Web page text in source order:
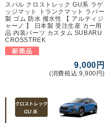
スバル クロストレック GU系 ラゲ
ッジマット トランクマット ラバー
製 ゴム 防水 撥水性 【 アルティジ
ャーノ 】 日本製 受注生産 カー用
品 内装パーツ カスタム SUBARU
CROSSTREK
9,000円
(消費税込:9,900円)